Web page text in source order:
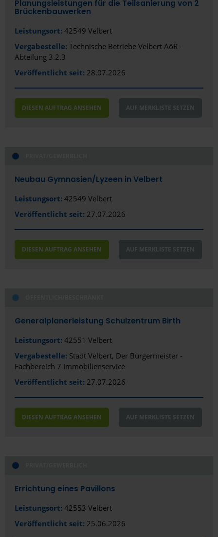
Planungsleistungen für die Teilsanierung von 2
Brückenbauwerken
Leistungsort: 42549 Velbert
Vergabestelle: Technische Betriebe Velbert AöR -
Abteilung 3.2.3
Veröffentlicht seit: 28.07.2026
DIESEN AUFTRAG ANSEHEN AUF MERKLISTE SETZEN
Neubau Gymnasien/­Lyzeen in Velbert
Leistungsort: 42549 Velbert
Veröffentlicht seit: 27.07.2026
DIESEN AUFTRAG ANSEHEN AUF MERKLISTE SETZEN
Generalplanerleistung Schulzentrum Birth
Leistungsort: 42551 Velbert
Vergabestelle: Stadt Velbert, Der Bürgermeister -
Fachbereich 7 Immobilienservice
Veröffentlicht seit: 27.07.2026
DIESEN AUFTRAG ANSEHEN AUF MERKLISTE SETZEN
Errichtung eines Pavillons
Leistungsort: 42553 Velbert
Veröffentlicht seit: 25.06.2026